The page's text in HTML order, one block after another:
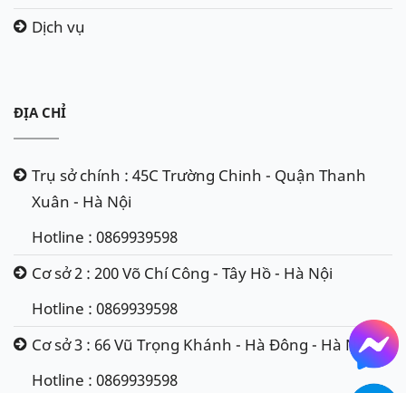
Dịch vụ
ĐỊA CHỈ
Trụ sở chính : 45C Trường Chinh - Quận Thanh
Xuân - Hà Nội
Hotline : 0869939598
Cơ sở 2 : 200 Võ Chí Công - Tây Hồ - Hà Nội
Hotline : 0869939598
Cơ sở 3 : 66 Vũ Trọng Khánh - Hà Đông - Hà Nội
Hotline : 0869939598